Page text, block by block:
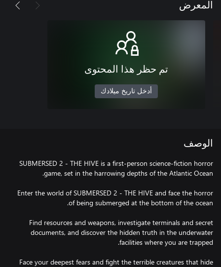
المعرض
تم حظر هذا المحتوى
أدخل تاريخ ميلادك
الوصف
SUBMERSED 2 - THE HIVE is a first-person science-fiction horror
Enter the world of SUBMERSED 2 - THE HIVE and face the horror
Find resources and weapons, investigate terminals and secret
documents, and discover the hidden truth in the underwater
Face your deepest fears and fight the terrible creatures that hide